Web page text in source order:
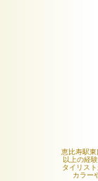
恵比寿駅
以上の経
タイリス
カラー